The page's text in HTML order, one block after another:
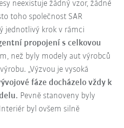
neexistuje žádný vzor, žádné
toho společnost SAR
jednotlivý krok v rámci
propojení s celkovou
než byly modely aut výrobců
„Výzvou je vysoká
fáze docházelo vždy k
Pevně stanoveny byly
byl ovšem silně